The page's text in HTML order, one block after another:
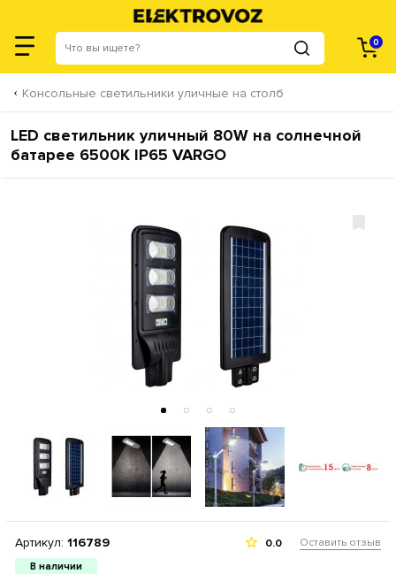
0
Консольные светильники уличные на столб
LED светильник уличный 80W на солнечной
батарее 6500K IP65 VARGO
Артикул: 116789
В наличии
0.0 Оставить отзыв